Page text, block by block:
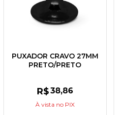
PUXADOR CRAVO 27MM
PRETO/PRETO
R$38,86
À vista no PIX